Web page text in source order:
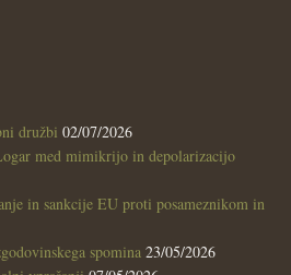
družbi 02/07/2026
med mimikrijo in depolarizacijo
in sankcije EU proti posameznikom in
spomina 23/05/2026